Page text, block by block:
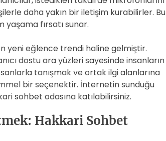
daha yakın bir iletişim kurabilirler. Bu
fırsatı sunar.
yeni eğlence trendi haline gelmiştir.
dostu ara yüzleri sayesinde insanların
tanışmak ve ortak ilgi alanlarına
bir seçenektir. İnternetin sunduğu
sohbet odasına katılabilirsiniz.
Hakkari Sohbet